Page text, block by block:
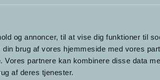
og annoncer, til at vise dig funktioner til
brug af vores hjemmeside med vores
Vores partnere kan kombinere disse data
af deres tjenester.